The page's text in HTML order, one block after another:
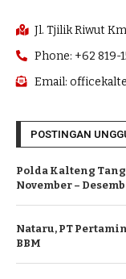
Jl. Tjilik Riwut
Phone: +62 819-
Email:
POSTINGAN
Polda Kalteng
November –
Nataru, PT
BBM